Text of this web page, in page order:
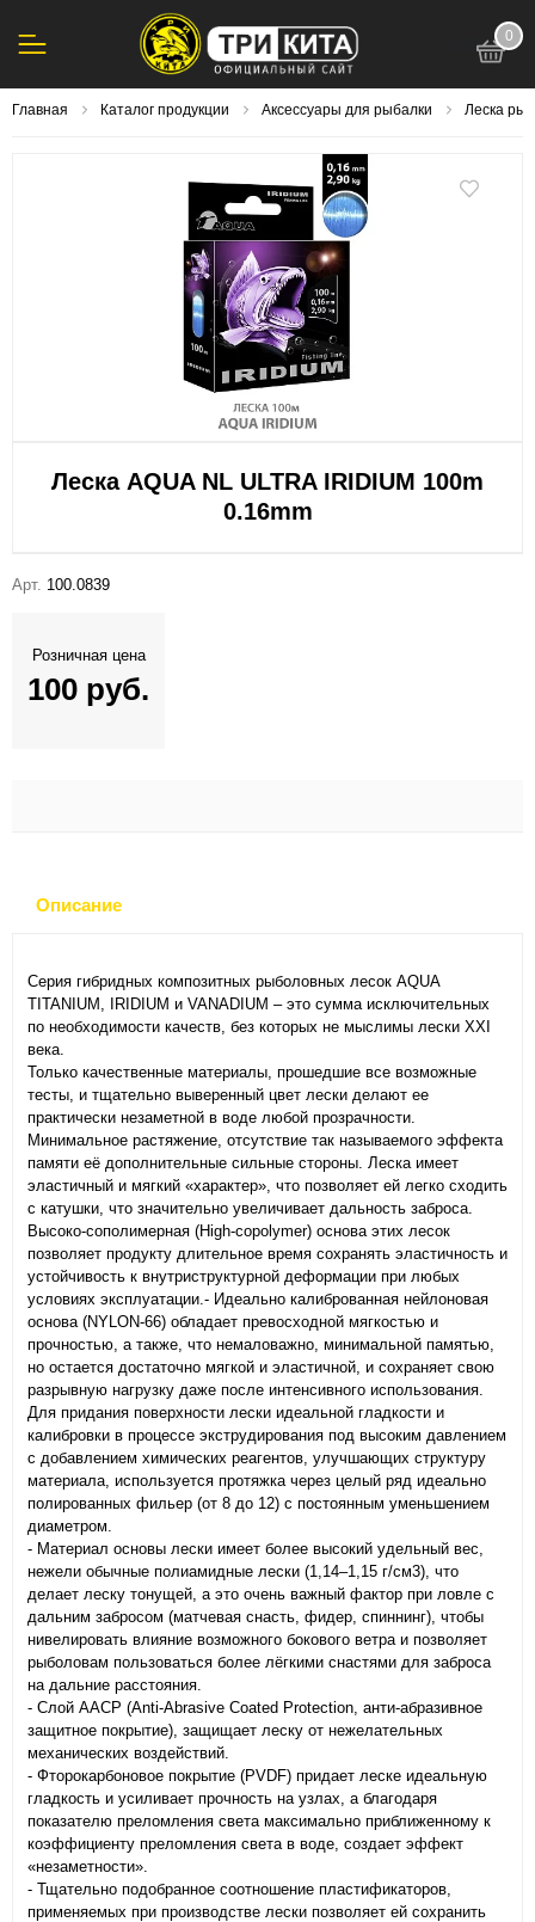
0
Главная Каталог продукции Аксессуары для рыбалки Леска
Леска AQUA NL ULTRA IRIDIUM 100m
0.16mm
Арт. 100.0839
Розничная цена
100 руб.
Описание
Серия гибридных композитных рыболовных лесок AQUA
TITANIUM, IRIDIUM и VANADIUM – это сумма исключительных
по необходимости качеств, без которых не мыслимы лески XXI
века.
Только качественные материалы, прошедшие все возможные
тесты, и тщательно выверенный цвет лески делают ее
практически незаметной в воде любой прозрачности.
Минимальное растяжение, отсутствие так называемого эффекта
памяти её дополнительные сильные стороны. Леска имеет
эластичный и мягкий «характер», что позволяет ей легко сходить
с катушки, что значительно увеличивает дальность заброса.
Высоко-сополимерная (High-copolymer) основа этих лесок
позволяет продукту длительное время сохранять эластичность и
устойчивость к внутриструктурной деформации при любых
условиях эксплуатации.- Идеально калиброванная нейлоновая
основа (NYLON-66) обладает превосходной мягкостью и
прочностью, а также, что немаловажно, минимальной памятью,
но остается достаточно мягкой и эластичной, и сохраняет свою
разрывную нагрузку даже после интенсивного использования.
Для придания поверхности лески идеальной гладкости и
калибровки в процессе экструдирования под высоким давлением
с добавлением химических реагентов, улучшающих структуру
материала, используется протяжка через целый ряд идеально
полированных фильер (от 8 до 12) с постоянным уменьшением
диаметром.
- Материал основы лески имеет более высокий удельный вес,
нежели обычные полиамидные лески (1,14–1,15 г/см3), что
делает леску тонущей, а это очень важный фактор при ловле с
дальним забросом (матчевая снасть, фидер, спиннинг), чтобы
нивелировать влияние возможного бокового ветра и позволяет
рыболовам пользоваться более лёгкими снастями для заброса
на дальние расстояния.
- Слой AACP (Anti-Abrasive Coated Protection, анти-абразивное
защитное покрытие), защищает леску от нежелательных
механических воздействий.
- Фторокарбоновое покрытие (PVDF) придает леске идеальную
гладкость и усиливает прочность на узлах, а благодаря
показателю преломления света максимально приближенному к
коэффициенту преломления света в воде, создает эффект
«незаметности».
- Тщательно подобранное соотношение пластификаторов,
применяемых при производстве лески позволяет ей сохранить